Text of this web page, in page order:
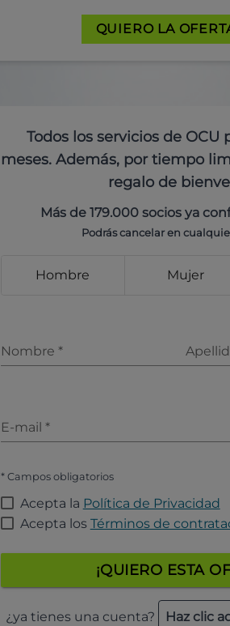
QUIERO LA
Todos los servicios de OCU
meses. Además, por tiempo
regalo de
Más de 179.000 socios ya
Podrás cancelar en
Hombre Mujer
Nombre *
E-mail *
* Campos obligatorios
Acepta la Política de Privacidad
Acepta los Términos de
¡QUIERO ESTA
¿ya tienes una cuenta? Haz clic